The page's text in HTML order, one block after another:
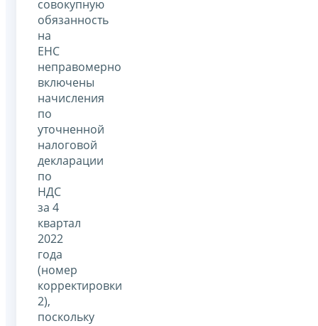
совокупную
обязанность
на
ЕНС
неправомерно
включены
начисления
по
уточненной
налоговой
декларации
по
НДС
за 4
квартал
2022
года
(номер
корректировки
2),
поскольку